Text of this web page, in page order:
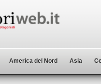
America del Nord Asia